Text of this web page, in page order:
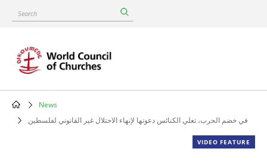
content
Search
Breadcrumb
News
في خضم الحرب، تعلي الكنائس دعوتها لإنهاء الاحتلال غير القانوني لفلسطين
VIDEO FEATURE